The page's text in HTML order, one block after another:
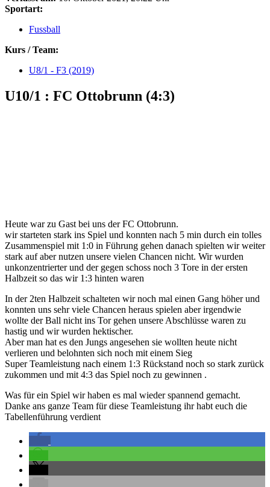
Sportart:
Fussball
Kurs / Team:
U8/1 - F3 (2019)
U10/1 : FC Ottobrunn (4:3)
Heute war zu Gast bei uns der FC Ottobrunn.
wir starteten stark ins Spiel und konnten nach 5 min durch ein tolles
Zusammenspiel mit 1:0 in Führung gehen danach spielten wir weiter
stark auf aber nutzen unsere vielen Chancen nicht. Wir wurden
unkonzentrierter und der gegen schoss noch 3 Tore in der ersten
Halbzeit so das wir 1:3 hinten waren
In der 2ten Halbzeit schalteten wir noch mal einen Gang höher und
konnten uns sehr viele Chancen heraus spielen aber irgendwie
wollte der Ball nicht ins Tor gehen unsere Abschlüsse waren zu
hastig und wir wurden hektischer.
Aber man hat es den Jungs angesehen sie wollten heute nicht
verlieren und belohnten sich noch mit einem Sieg
Super Teamleistung nach einem 1:3 Rückstand noch so stark zurück
zukommen und mit 4:3 das Spiel noch zu gewinnen .
Was für ein Spiel wir haben es mal wieder spannend gemacht.
Danke ans ganze Team für diese Teamleistung ihr habt euch die
Tabellenführung verdient